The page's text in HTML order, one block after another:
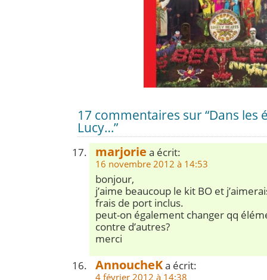
17 commentaires sur “Dans les
Lucy…”
marjorie a écrit:
16 novembre 2012 à 14:53
bonjour,
j’aime beaucoup le kit BO et
frais de port inclus.
peut-on également changer qq
contre d’autres?
merci
AnnoucheKa écrit:
4 février 2012 à 14:38